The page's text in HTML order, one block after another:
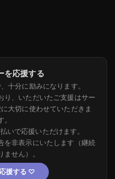
を応援する
十分に励みになります。
り、いただいたご支援はサー
大切に使わせていただきま
。
いで応援いただけます。
を非表示にいたします（継続
ません）。
援する ♡